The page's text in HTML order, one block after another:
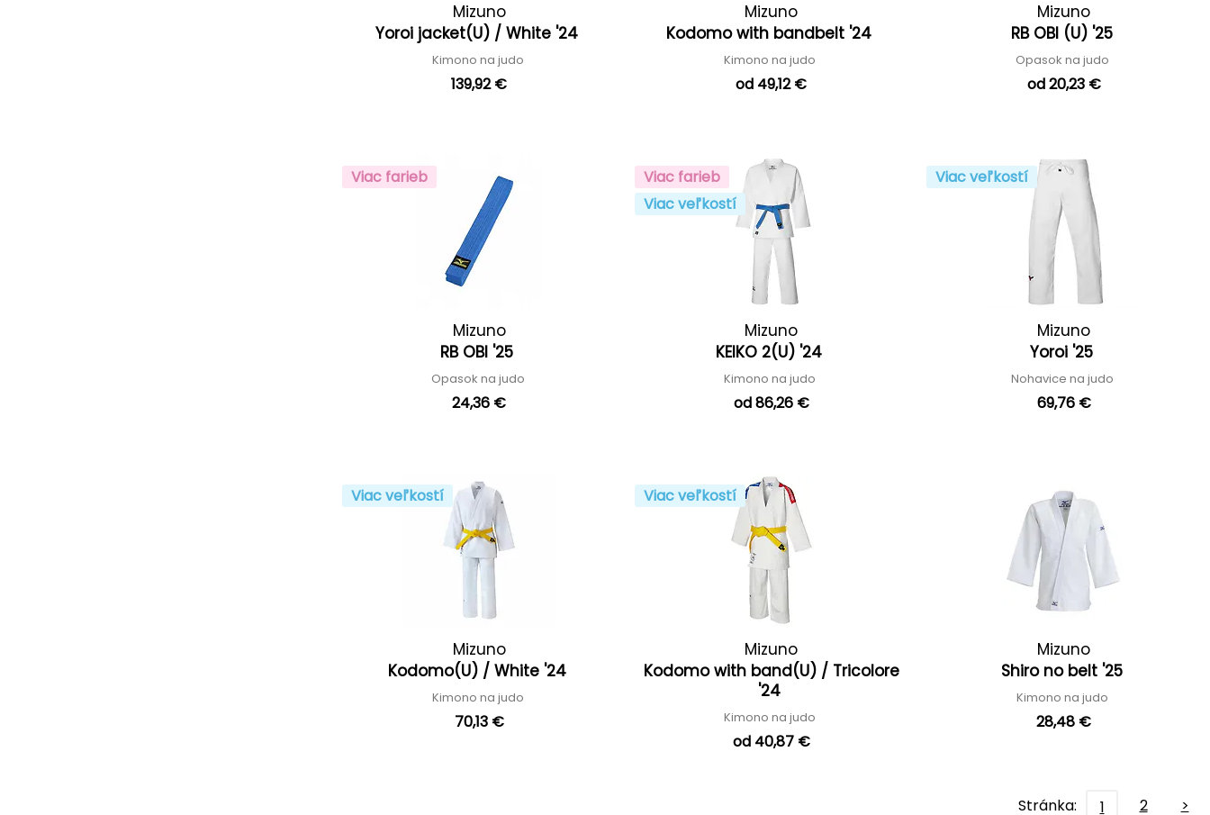
Mizuno
Yoroi jacket(U) / White '24
Kimono na judo
139,92 €
Mizuno
Kodomo with bandbelt '24
Kimono na judo
od 49,12 €
Mizuno
RB OBI (U) '25
Opasok na judo
od 20,23 €
Viac farieb
Mizuno
RB OBI '25
Opasok na judo
24,36 €
Viac farieb
Viac veľkostí
Mizuno
KEIKO 2(U) '24
Kimono na judo
od 86,26 €
Viac veľkostí
Mizuno
Yoroi '25
Nohavice na judo
69,76 €
Viac veľkostí
Mizuno
Kodomo(U) / White '24
Kimono na judo
70,13 €
Viac veľkostí
Mizuno
Kodomo with band(U) / Tricolore
'24
Kimono na judo
od 40,87 €
Mizuno
Shiro no belt '25
Kimono na judo
28,48 €
Stránka: 1 2 >